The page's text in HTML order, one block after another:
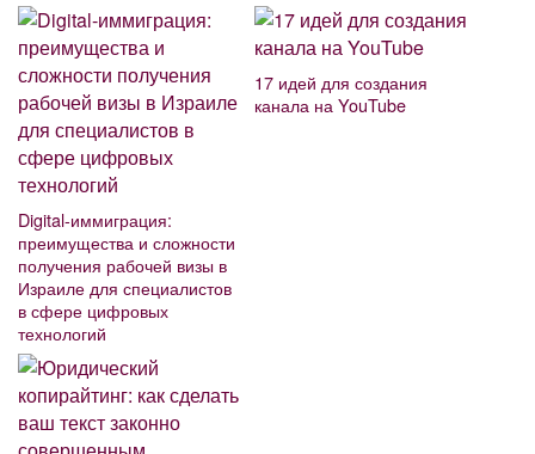
Digital-иммиграция:
преимущества и сложности
получения рабочей визы в
Израиле для специалистов
в сфере цифровых
технологий
17 идей для создания
канала на YouTube